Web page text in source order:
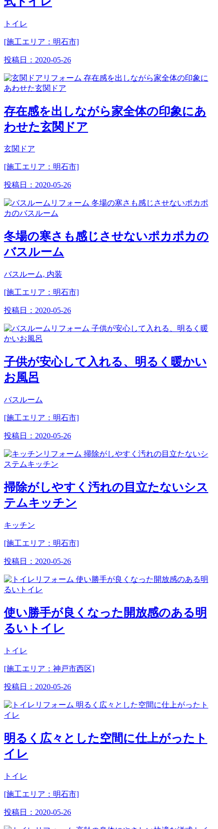
トイレ
[施工エリア：明石市]
投稿日： 2020-05-26
存在感を出しながら家全体の印象にあ
わせた玄関ドア
玄関ドア
[施工エリア：明石市]
投稿日： 2020-05-26
冬場の寒さも感じさせないポカポカの
バスルーム
バスルーム, 内装
[施工エリア：明石市]
投稿日： 2020-05-26
子供が安心して入れる、明るく暖かい
お風呂
バスルーム
[施工エリア：明石市]
投稿日： 2020-05-26
掃除がしやすく汚れの目立たないシス
テムキッチン
キッチン
[施工エリア：明石市]
投稿日： 2020-05-26
使い勝手が良くなった開放感のある明
るいトイレ
トイレ
[施工エリア：神戸市西区]
投稿日： 2020-05-26
明るく広々とした空間に仕上がったト
イレ
トイレ
[施工エリア：明石市]
投稿日： 2020-05-26